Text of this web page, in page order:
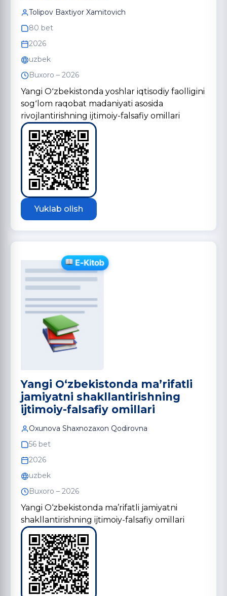
Tolipov Baxtiyor Xamitovich
80 bet
2026
uzbek
Buxoro – 2026
Yangi Oʻzbekistonda yoshlar iqtisodiy faolligini
sogʻlom raqobat madaniyati asosida
rivojlantirishning ijtimoiy-falsafiy omillari
Yuklab olish
Yangi O‘zbekistonda ma’rifatli
jamiyatni shakllantirishning
ijtimoiy-falsafiy omillari
Oxunova Shaxnozaxon Qodirovna
56 bet
2026
uzbek
Buxoro – 2026
Yangi O‘zbekistonda ma’rifatli jamiyatni
shakllantirishning ijtimoiy-falsafiy omillari